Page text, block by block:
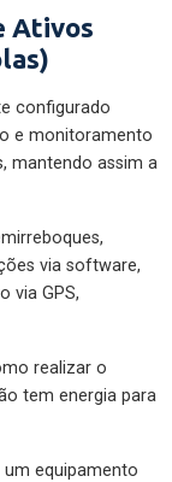
Ativos
configurado
e monitoramento
mantendo assim a
via software,
via GPS,
realizar o
tem energia para
um equipamento